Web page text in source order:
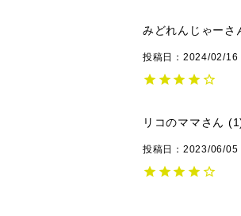
みどれんじゃー
投稿日 2024/02/16
リコのママ 1
投稿日 2023/06/05